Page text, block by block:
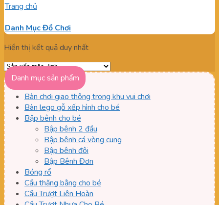
Trang chủ
Danh Mục Đồ Chơi
Hiển thị kết quả duy nhất
Danh mục sản phẩm
Bàn chơi giao thông trong khu vui chơi
Bàn lego gỗ xếp hình cho bé
Bập bênh cho bé
Bập bênh 2 đầu
Bập bênh cá vòng cung
Bập bênh đôi
Bập Bênh Đơn
Bóng rổ
Cầu thăng bằng cho bé
Cầu Trượt Liên Hoàn